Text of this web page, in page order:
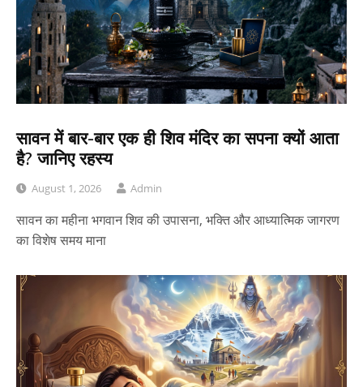
सावन में बार-बार एक ही शिव मंदिर का सपना क्यों आता
है? जानिए रहस्य
August 1, 2026 Admin
सावन का महीना भगवान शिव की उपासना, भक्ति और आध्यात्मिक जागरण
का विशेष समय माना